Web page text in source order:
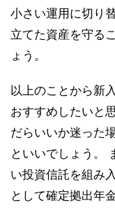
小さい運用に切り
立てた資産を守る
ょう。
以上のことから新
おすすめしたいと
だらいいか迷った
といいでしょう。
い投資信託を組み
として確定拠出年